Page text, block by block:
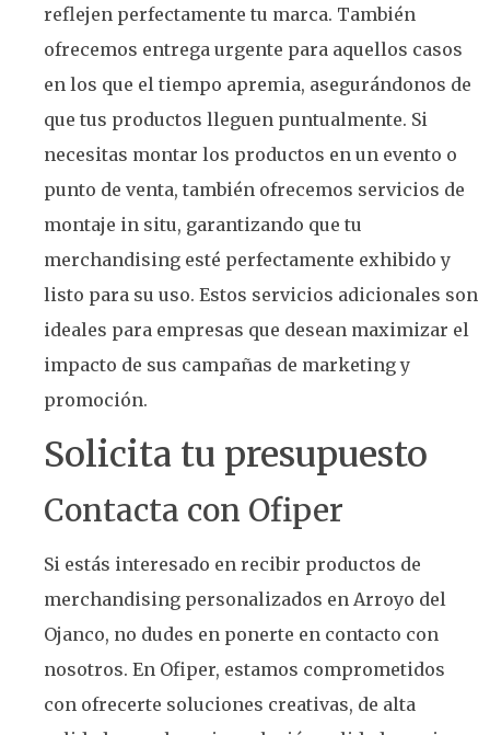
reflejen perfectamente tu marca. También
ofrecemos entrega urgente para aquellos casos
en los que el tiempo apremia, asegurándonos de
que tus productos lleguen puntualmente. Si
necesitas montar los productos en un evento o
punto de venta, también ofrecemos servicios de
montaje in situ, garantizando que tu
merchandising esté perfectamente exhibido y
listo para su uso. Estos servicios adicionales son
ideales para empresas que desean maximizar el
impacto de sus campañas de marketing y
promoción.
Solicita tu presupuesto
Contacta con Ofiper
Si estás interesado en recibir productos de
merchandising personalizados en Arroyo del
Ojanco, no dudes en ponerte en contacto con
nosotros. En Ofiper, estamos comprometidos
con ofrecerte soluciones creativas, de alta